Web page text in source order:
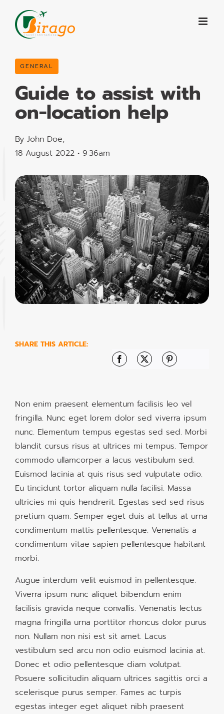
content
GENERAL
Guide to assist with
on-location help
By John Doe,
18 August 2022 • 9:36am
Non enim praesent elementum facilisis leo vel
fringilla. Nunc eget lorem dolor sed viverra ipsum
nunc. Elementum tempus egestas sed sed. Morbi
blandit cursus risus at ultrices mi tempus. Tempor
commodo ullamcorper a lacus vestibulum sed.
Euismod lacinia at quis risus sed vulputate odio.
Eu tincidunt tortor aliquam nulla facilisi. Massa
ultricies mi quis hendrerit. Egestas sed sed risus
pretium quam. Semper eget duis at tellus at urna
condimentum mattis pellentesque. Venenatis a
condimentum vitae sapien pellentesque habitant
morbi.
Augue interdum velit euismod in pellentesque.
Viverra ipsum nunc aliquet bibendum enim
facilisis gravida neque convallis. Venenatis lectus
magna fringilla urna porttitor rhoncus dolor purus
non. Nullam non nisi est sit amet. Lacus
vestibulum sed arcu non odio euismod lacinia at.
Donec et odio pellentesque diam volutpat.
Posuere sollicitudin aliquam ultrices sagittis orci a
scelerisque purus semper. Fames ac turpis
egestas integer eget aliquet nibh praesent
SHARE THIS ARTICLE:
Facebook
X Pinterest